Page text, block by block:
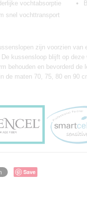
vochtabsorptie
snel vochttransport
zijn voorzien
kussensloop blijft op
behouden en bevorderd
de maten 70, 75, 80 en 90
Save